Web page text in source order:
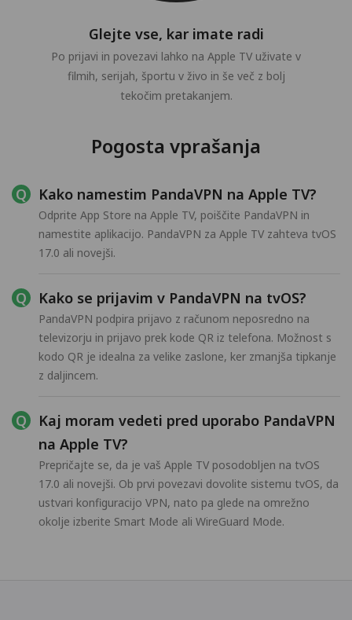
Glejte vse, kar imate radi
Po prijavi in povezavi lahko na Apple TV uživate v
filmih, serijah, športu v živo in še več z bolj
tekočim pretakanjem.
Pogosta vprašanja
Kako namestim PandaVPN na Apple TV?
Odprite App Store na Apple TV, poiščite PandaVPN in
namestite aplikacijo. PandaVPN za Apple TV zahteva tvOS
17.0 ali novejši.
Kako se prijavim v PandaVPN na tvOS?
PandaVPN podpira prijavo z računom neposredno na
televizorju in prijavo prek kode QR iz telefona. Možnost s
kodo QR je idealna za velike zaslone, ker zmanjša tipkanje
z daljincem.
Kaj moram vedeti pred uporabo PandaVPN
na Apple TV?
Prepričajte se, da je vaš Apple TV posodobljen na tvOS
17.0 ali novejši. Ob prvi povezavi dovolite sistemu tvOS, da
ustvari konfiguracijo VPN, nato pa glede na omrežno
okolje izberite Smart Mode ali WireGuard Mode.